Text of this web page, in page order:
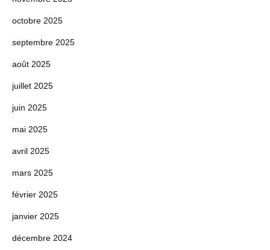
octobre 2025
septembre 2025
août 2025
juillet 2025
juin 2025
mai 2025
avril 2025
mars 2025
février 2025
janvier 2025
décembre 2024